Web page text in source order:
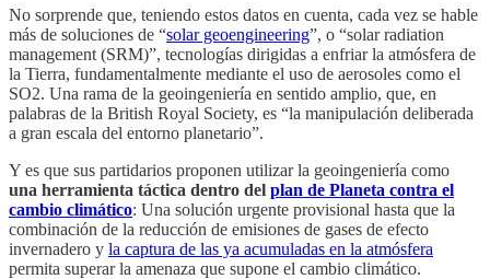
No sorprende que, teniendo estos datos en cuenta, cada vez se hable
más de soluciones de “solar geoengineering”, o “solar radiation
management (SRM)”, tecnologías dirigidas a enfriar la atmósfera de
la Tierra, fundamentalmente mediante el uso de aerosoles como el
SO2. Una rama de la geoingeniería en sentido amplio, que, en
palabras de la British Royal Society, es “la manipulación deliberada
a gran escala del entorno planetario”.
Y es que sus partidarios proponen utilizar la geoingeniería como
una herramienta táctica dentro del plan de Planeta contra el
cambio climático: Una solución urgente provisional hasta que la
combinación de la reducción de emisiones de gases de efecto
invernadero y la captura de las ya acumuladas en la atmósfera
permita superar la amenaza que supone el cambio climático.